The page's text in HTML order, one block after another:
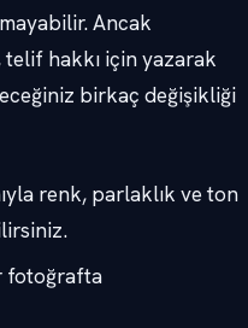
Ancak
hakkı için yazarak
birkaç değişikliği
renk, parlaklık ve ton
fotoğrafta